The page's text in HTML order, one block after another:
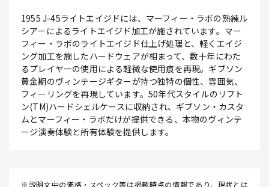
1955 J-45ライトエイジドには、マーフィー・ラボの熟練ル
シアーによるライトエイジド加工が施されています。マー
フィー・ラボのライトエイジド仕上げ処理と、軽くエイジ
ング加工を施したハードウェアが相まって、数十年にわた
るプレイヤーの使用による軽微な使用痕を再現。ギブソン
黄金期のヴィンテージギターが持つ独特の個性、雰囲気、
フィーリングを再現しています。50年代スタイルのリフト
ン(TM)ハードシェルケースに収納され、ギブソン・カスタ
ムとマーフィー・ラボだけが提供できる、本物のヴィンテ
ージ演奏体験と所有体験を提供します。
※説明文中の価格・スペック等は掲載時点の情報であり、現状とは